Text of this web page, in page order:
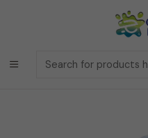
Envíos a la Region
compras antes de las 12
Envíos a todo
Home Línea
Gel